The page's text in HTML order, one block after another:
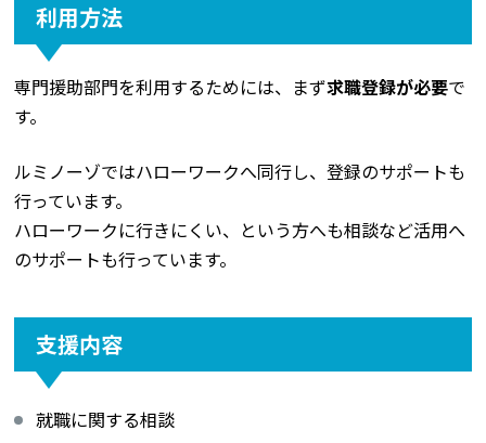
利用方法
専門援助部門を利用するためには、まず求職登録が必要で
す。
ルミノーゾではハローワークへ同行し、登録のサポートも
行っています。
ハローワークに行きにくい、という方へも相談など活用へ
のサポートも行っています。
支援内容
就職に関する相談